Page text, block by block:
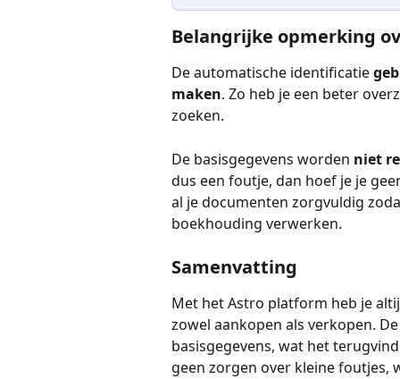
Belangrijke opmerking
De automatische identificatie
maken. Zo heb je een beter
zoeken.
De basisgegevens worden niet
dus een foutje, dan hoef je je
al je documenten zorgvuldig
boekhouding verwerken.
Samenvatting
Met het Astro platform heb je
zowel aankopen als verkopen.
basisgegevens, wat het
geen zorgen over kleine foutjes,